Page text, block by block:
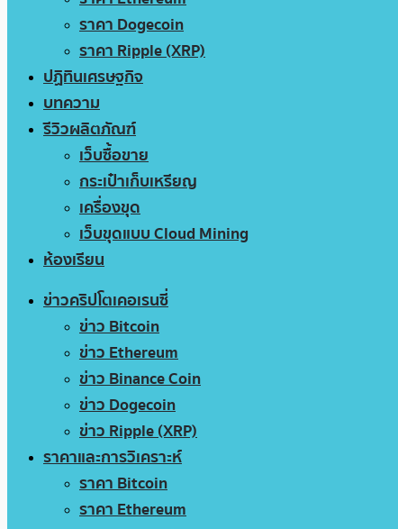
ราคา Dogecoin
ราคา Ripple (XRP)
ปฏิทินเศรษฐกิจ
บทความ
รีวิวผลิตภัณฑ์
เว็บซื้อขาย
กระเป๋าเก็บเหรียญ
เครื่องขุด
เว็บขุดแบบ Cloud Mining
ห้องเรียน
ข่าวคริปโตเคอเรนซี่
ข่าว Bitcoin
ข่าว Ethereum
ข่าว Binance Coin
ข่าว Dogecoin
ข่าว Ripple (XRP)
ราคาและการวิเคราะห์
ราคา Bitcoin
ราคา Ethereum